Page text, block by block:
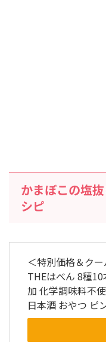
かまぼこの塩
シピ
＜特別価格＆ク
THEはべん 8種
加 化学調味料不
日本酒 おやつ ピ